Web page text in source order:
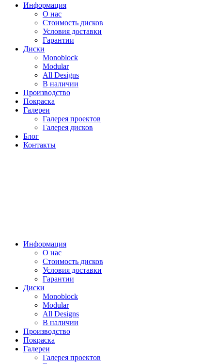
Информация
О нас
Стоимость дисков
Условия доставки
Гарантии
Диски
Monoblock
Modular
All Designs
В наличии
Производство
Покраска
Галереи
Галерея проектов
Галерея дисков
Блог
Контакты
Информация
О нас
Стоимость дисков
Условия доставки
Гарантии
Диски
Monoblock
Modular
All Designs
В наличии
Производство
Покраска
Галереи
Галерея проектов